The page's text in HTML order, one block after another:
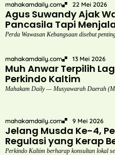
mahakamdaily.com 22 Mei 2026
Agus Suwandy Ajak
Pancasila Tapi
Perda Wawasan Kebangsaan disebut
mahakamdaily.com 13 Mei 2026
Muh Anwar Terpilih
Perkindo Kaltim
Mahakam Daily — Musyawarah Daerah
mahakamdaily.com 9 Mei 2026
Jelang Musda Ke-4,
Regulasi yang Kerap
Perkindo Kaltim berharap konsultan lokal